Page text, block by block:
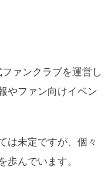
ァンクラブを運営し
やファン向けイベン
は未定ですが、個々
歩んでいます。